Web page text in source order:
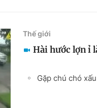
Thế giới
Hài hước lợn ỉ
Gặp chú chó